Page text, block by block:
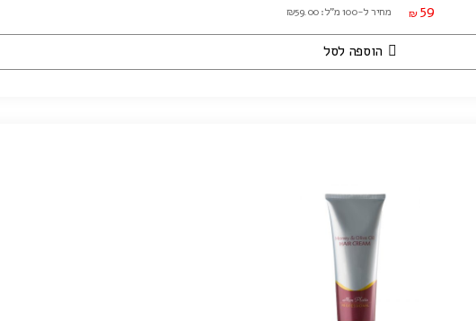
₪ 59 מחיר ל-100 מ"ל: ₪59.00
הוספה לסל